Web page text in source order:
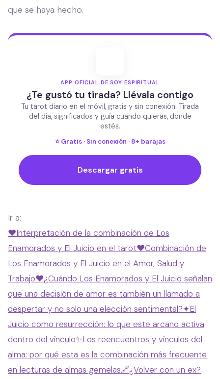
que se haya hecho.
APP OFICIAL DE SOY ESPIRITUAL
¿Te gustó tu tirada? Llévala contigo
Tu tarot diario en el móvil, gratis y sin conexión. Tirada
del día, significados y guía cuando quieras, donde
estés.
⭐ Gratis · Sin conexión · 8+ barajas
Descargar gratis
Ir a:
❤️Interpretación de la combinación de Los
Enamorados y El Juicio en el tarot❤️Combinación de
Los Enamorados y El Juicio en el Amor, Salud y
Trabajo❤️¿Cuándo Los Enamorados y El Juicio señalan
que una decisión de amor es también un llamado a
despertar y no solo una elección sentimental?✦El
Juicio como resurrección: lo que este arcano activa
dentro del vínculo✨Los reencuentros y vínculos del
alma: por qué esta es la combinación más frecuente
en lecturas de almas gemelas🔗¿Volver con un ex?